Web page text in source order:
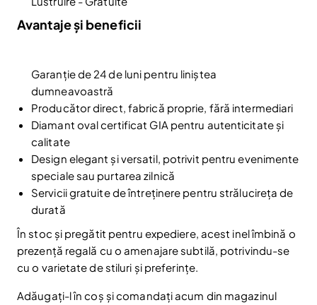
Fii la curent cu noutățile și promoțiile abonându-te
la newsletter-ul nostru.
Abonare
Am citit și sunt de acord cu
Nu mai afișa.
Avantaje și beneficii
Garanție de 24 de luni pentru liniștea
dumneavoastră
Producător direct, fabrică proprie, fără intermediari
Diamant oval certificat GIA pentru autenticitate și
calitate
Design elegant și versatil, potrivit pentru evenimente
speciale sau purtarea zilnică
Servicii gratuite de întreținere pentru strălucireța de
durată
În stoc și pregătit pentru expediere, acest inel îmbină o
prezență regală cu o amenajare subtilă, potrivindu-se
cu o varietate de stiluri și preferințe.
Adăugați-l în coș și comandați acum din magazinul